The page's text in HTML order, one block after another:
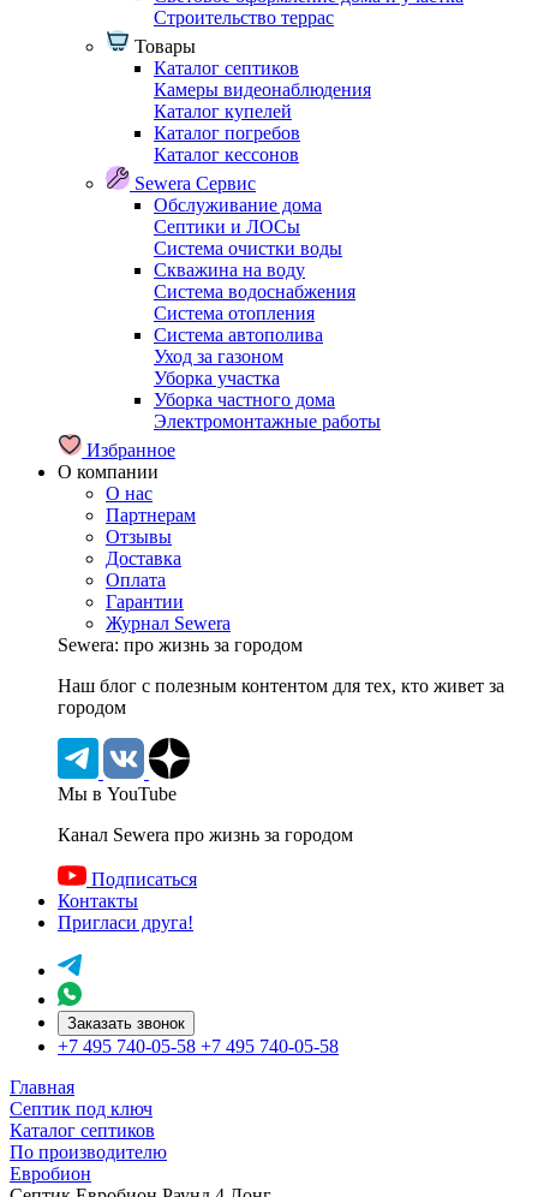
Строительство террас
Товары
Каталог септиков
Камеры видеонаблюдения
Каталог купелей
Каталог погребов
Каталог кессонов
Sewera Сервис
Обслуживание дома
Септики и ЛОСы
Система очистки воды
Скважина на воду
Система водоснабжения
Система отопления
Система автополива
Уход за газоном
Уборка участка
Уборка частного дома
Электромонтажные работы
Избранное
О компании
О нас
Партнерам
Отзывы
Доставка
Оплата
Гарантии
Журнал Sewera
Sewera: про жизнь за городом
Наш блог c полезным контентом для тех, кто живет за
городом
Мы в YouTube
Канал Sewera про жизнь за городом
Подписаться
Контакты
Пригласи друга!
Заказать звонок
+7 495 740-05-58 +7 495 740-05-58
Главная
Септик под ключ
Каталог септиков
По производителю
Евробион